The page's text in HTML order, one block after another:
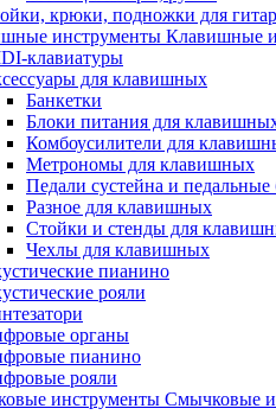
крюки, подножки для гитар
Клавишные
клавиатуры
для клавишных
Банкетки
Блоки питания для
Комбоусилители для
Метрономы для клавишных
Педали сустейна и педальные
Разное для клавишных
Стойки и стенды для
Чехлы для клавишных
пианино
рояли
органы
пианино
рояли
Смычковые